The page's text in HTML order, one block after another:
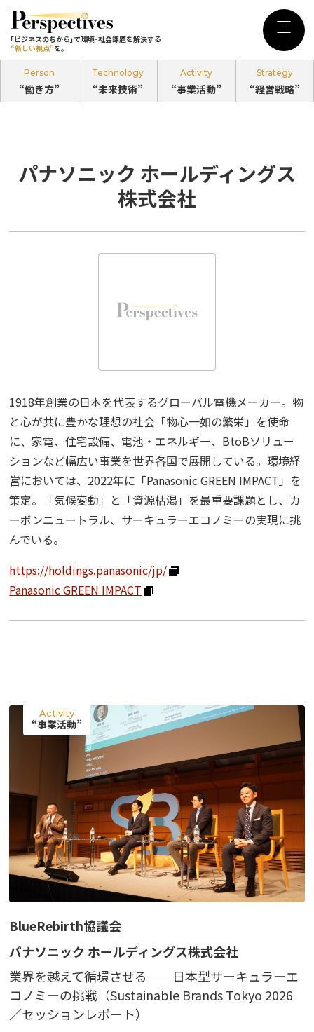
｢ビジネスのちから｣で環境･社会課題を解決する
“新しい視点”を。
Person
“働き方”
Technology
“未来技術”
Activity
“事業活動”
Strategy
“経営戦略”
記事カテゴリ
“働き方” のPerspectives
のPerspectives
“経営戦略”のPerspectives
社外取締役の肖像
有識者の視点
活動トピックス
｢ビジネスのちから｣で環境･社会課題を解決する
“新しい視点”を。
パナソニック ホールディングス
株式会社
1918年創業の日本を代表するグローバル電機メーカー。物
と心が共に豊かな理想の社会「物心一如の繁栄」を使命
に、家電、住宅設備、電池・エネルギー、BtoBソリュー
ションなど幅広い事業を世界各国で展開している。環境経
営においては、2022年に「Panasonic GREEN IMPACT」を
策定。「気候変動」と「資源枯渇」を最重要課題とし、カ
ーボンニュートラル、サーキュラーエコノミーの実現に挑
んでいる。
https://holdings.panasonic/jp/
Panasonic GREEN IMPACT
Activity
“事業活動”
BlueRebirth協議会
パナソニック ホールディングス株式会社
業界を越えて循環させる──日本型サーキュラーエ
コノミーの挑戦（Sustainable Brands Tokyo 2026
／セッションレポート）